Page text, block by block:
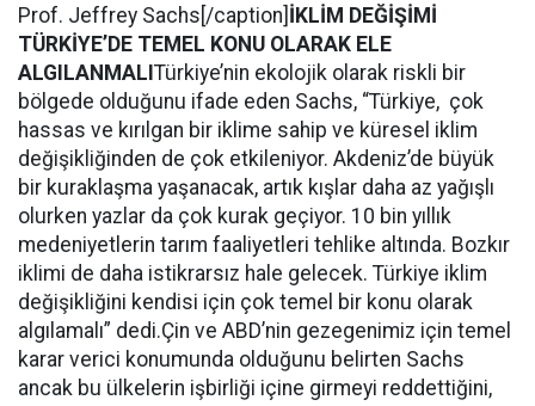
Prof. Jeffrey Sachs[/caption] İKLİM DEĞİŞİMİ
TÜRKİYE’DE TEMEL KONU OLARAK ELE
ALGILANMALI Türkiye’nin ekolojik olarak riskli bir
bölgede olduğunu ifade eden Sachs, “Türkiye, çok
hassas ve kırılgan bir iklime sahip ve küresel iklim
değişikliğinden de çok etkileniyor. Akdeniz’de büyük
bir kuraklaşma yaşanacak, artık kışlar daha az yağışlı
olurken yazlar da çok kurak geçiyor. 10 bin yıllık
medeniyetlerin tarım faaliyetleri tehlike altında. Bozkır
iklimi de daha istikrarsız hale gelecek. Türkiye iklim
değişikliğini kendisi için çok temel bir konu olarak
algılamalı” dedi.Çin ve ABD’nin gezegenimiz için temel
karar verici konumunda olduğunu belirten Sachs
ancak bu ülkelerin işbirliği içine girmeyi reddettiğini,